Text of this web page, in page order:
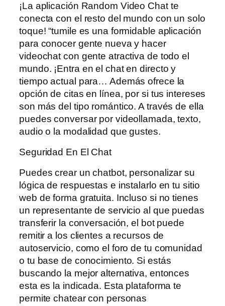
¡La aplicación Random Video Chat te
conecta con el resto del mundo con un solo
toque! “tumile es una formidable aplicación
para conocer gente nueva y hacer
videochat con gente atractiva de todo el
mundo. ¡Entra en el chat en directo y
tiempo actual para… Además ofrece la
opción de citas en línea, por si tus intereses
son más del tipo romántico. A través de ella
puedes conversar por videollamada, texto,
audio o la modalidad que gustes.
Seguridad En El Chat
Puedes crear un chatbot, personalizar su
lógica de respuestas e instalarlo en tu sitio
web de forma gratuita. Incluso si no tienes
un representante de servicio al que puedas
transferir la conversación, el bot puede
remitir a los clientes a recursos de
autoservicio, como el foro de tu comunidad
o tu base de conocimiento. Si estás
buscando la mejor alternativa, entonces
esta es la indicada. Esta plataforma te
permite chatear con personas